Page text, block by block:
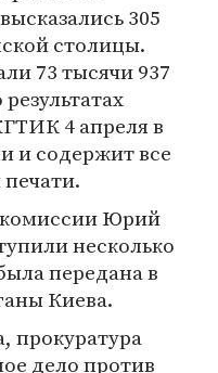
305
столицы.
73 тысячи 937
4 апреля в
и содержит все
комиссии Юрий
несколько
передана в
Киева.
прокуратура
дело против